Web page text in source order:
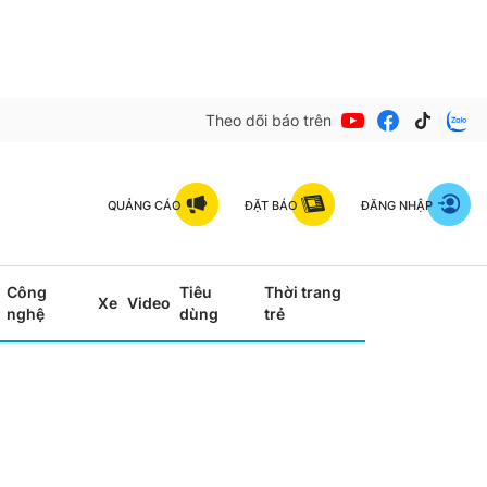
Theo dõi báo trên
QUẢNG CÁO ĐẶT BÁO ĐĂNG NHẬP
Công
nghệ
Xe Video
Tiêu
dùng
Thời trang
trẻ